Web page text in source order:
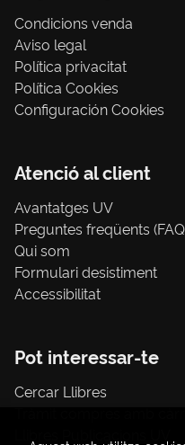
Condicions venda
Aviso legal
Política privacitat
Política Cookies
Configuración Cookies
Atenció al client
Avantatges UV
Preguntes freqüents
Qui som
Formulari desistiment
Accessibilitat
Pot interessar-te
Cercar Llibres